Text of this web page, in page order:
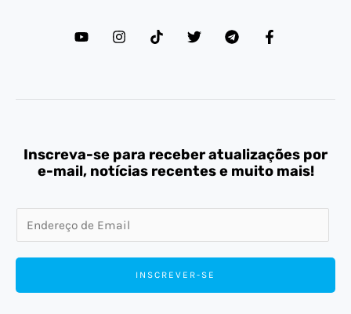
Inscreva-se para receber atualizações por
e-mail, notícias recentes e muito mais!
m
a
INSCREVER-SE